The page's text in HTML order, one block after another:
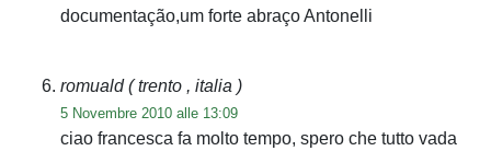
documentação,um forte abraço Antonelli
romuald( trento , italia )
5 Novembre 2010 alle 13:09
ciao francesca fa molto tempo, spero che tutto vada